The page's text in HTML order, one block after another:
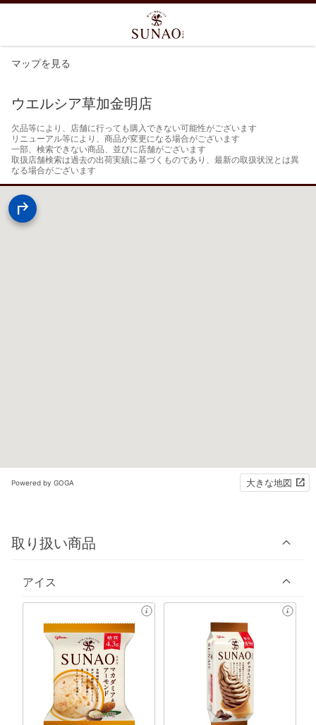
マップを見る
ウエルシア草加金明店
欠品等により、店舗に行っても購入できない可能性がございます
リニューアル等により、商品が変更になる場合がございます
一部、検索できない商品、並びに店舗がございます
取扱店舗検索は過去の出荷実績に基づくものであり、最新の取扱状況とは異
なる場合がございます
Powered by GOGA 大きな地図
取り扱い商品
アイス